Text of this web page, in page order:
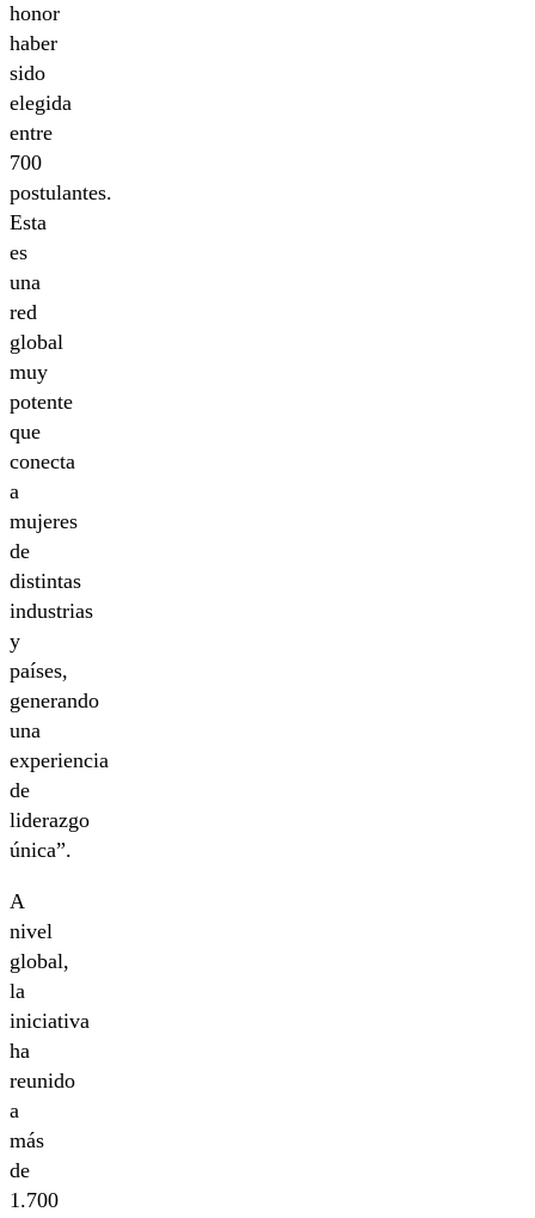
honor
haber
sido
elegida
entre
700
postulantes.
Esta
es
una
red
global
muy
potente
que
conecta
a
mujeres
de
distintas
industrias
y
países,
generando
una
experiencia
de
liderazgo
única”.
A
nivel
global,
la
iniciativa
ha
reunido
a
más
de
1.700